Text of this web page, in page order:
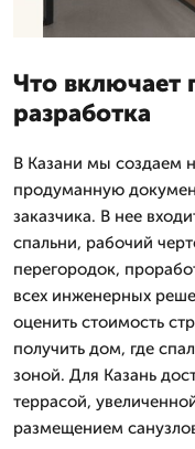
Что включает
разработка
В Казани мы создаем
продуманную
заказчика. В нее
спальни, рабочий
перегородок,
всех инженерных
оценить стоимость
получить дом, где
зоной. Для Казань
террасой,
размещением